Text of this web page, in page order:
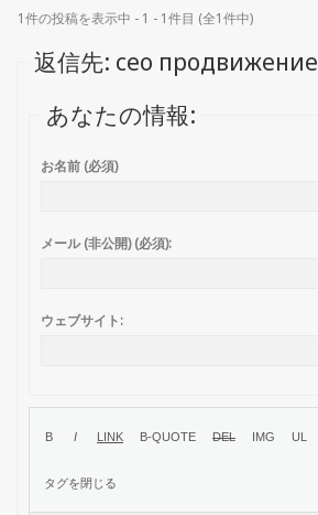
1件の投稿を表示中 - 1 - 1件目 (全1件中)
返信先: сео продвижение
あなたの情報:
お名前 (必須)
メール (非公開) (必須):
ウェブサイト: